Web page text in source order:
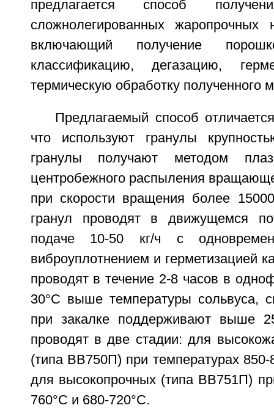
предлагается способ
сложнолегированных жаропрочных
включающий получение
классификацию, дегазацию,
термическую обработку полученного
Предлагаемый способ
что используют гранулы
гранулы получают методом
центробежного распыления
при скорости вращения более
гранул проводят в движущемся
подаче 10-50 кг/ч с
виброуплотнением и герметизацией
проводят в течение 2-8 часов в
30°C выше температуры сольвуса,
при закалке поддерживают выше
проводят в две стадии: для
(типа ВВ750П) при температурах 850-
для высокопрочных (типа ВВ751П)
760°C и 680-720°C.